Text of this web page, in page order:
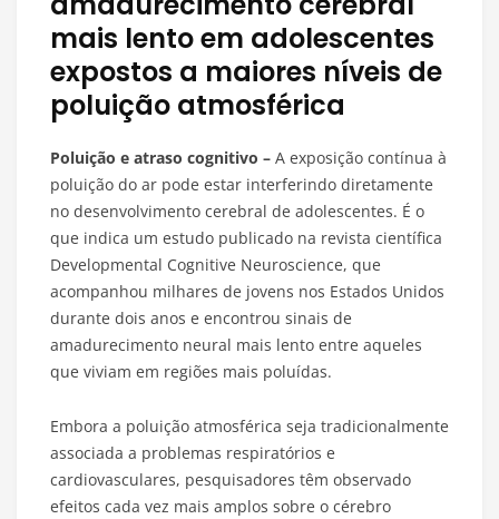
mais lento em adolescentes
expostos a maiores níveis de
poluição atmosférica
Poluição e atraso cognitivo – A exposição contínua à
poluição do ar pode estar interferindo diretamente
no desenvolvimento cerebral de adolescentes. É o
que indica um estudo publicado na revista científica
Developmental Cognitive Neuroscience, que
acompanhou milhares de jovens nos Estados Unidos
durante dois anos e encontrou sinais de
amadurecimento neural mais lento entre aqueles
que viviam em regiões mais poluídas.
Embora a poluição atmosférica seja tradicionalmente
associada a problemas respiratórios e
cardiovasculares, pesquisadores têm observado
efeitos cada vez mais amplos sobre o cérebro